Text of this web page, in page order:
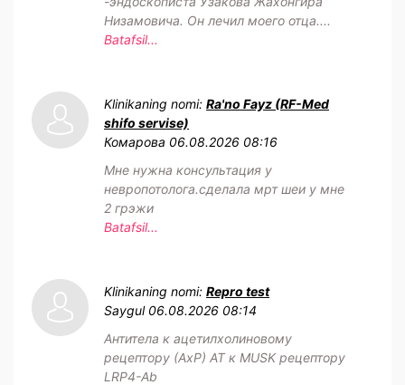
Низамовича. Он лечил моего отца....
Batafsil...
Klinikaning nomi: Ra'no Fayz (RF-Med
shifo servise)
Комарова 06.08.2026 08:16
Мне нужна консультация у
невропотолога.сделала мрт шеи у мне
2 грэжи
Batafsil...
Klinikaning nomi: Repro test
Saygul 06.08.2026 08:14
Антитела к ацетилхолиновому
рецептору (АхР) АТ к MUSK рецептору
LRP4-Ab